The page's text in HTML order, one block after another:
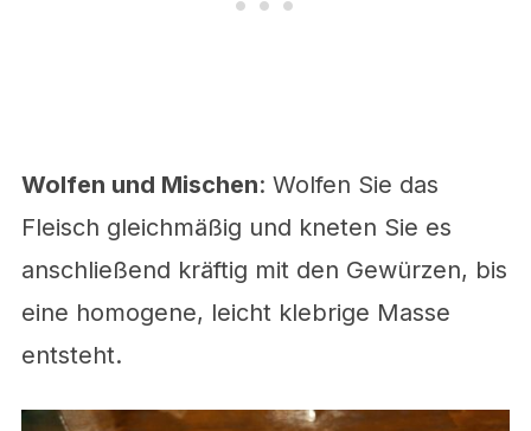
Wolfen und Mischen: Wolfen Sie das
Fleisch gleichmäßig und kneten Sie es
anschließend kräftig mit den Gewürzen, bis
eine homogene, leicht klebrige Masse
entsteht.